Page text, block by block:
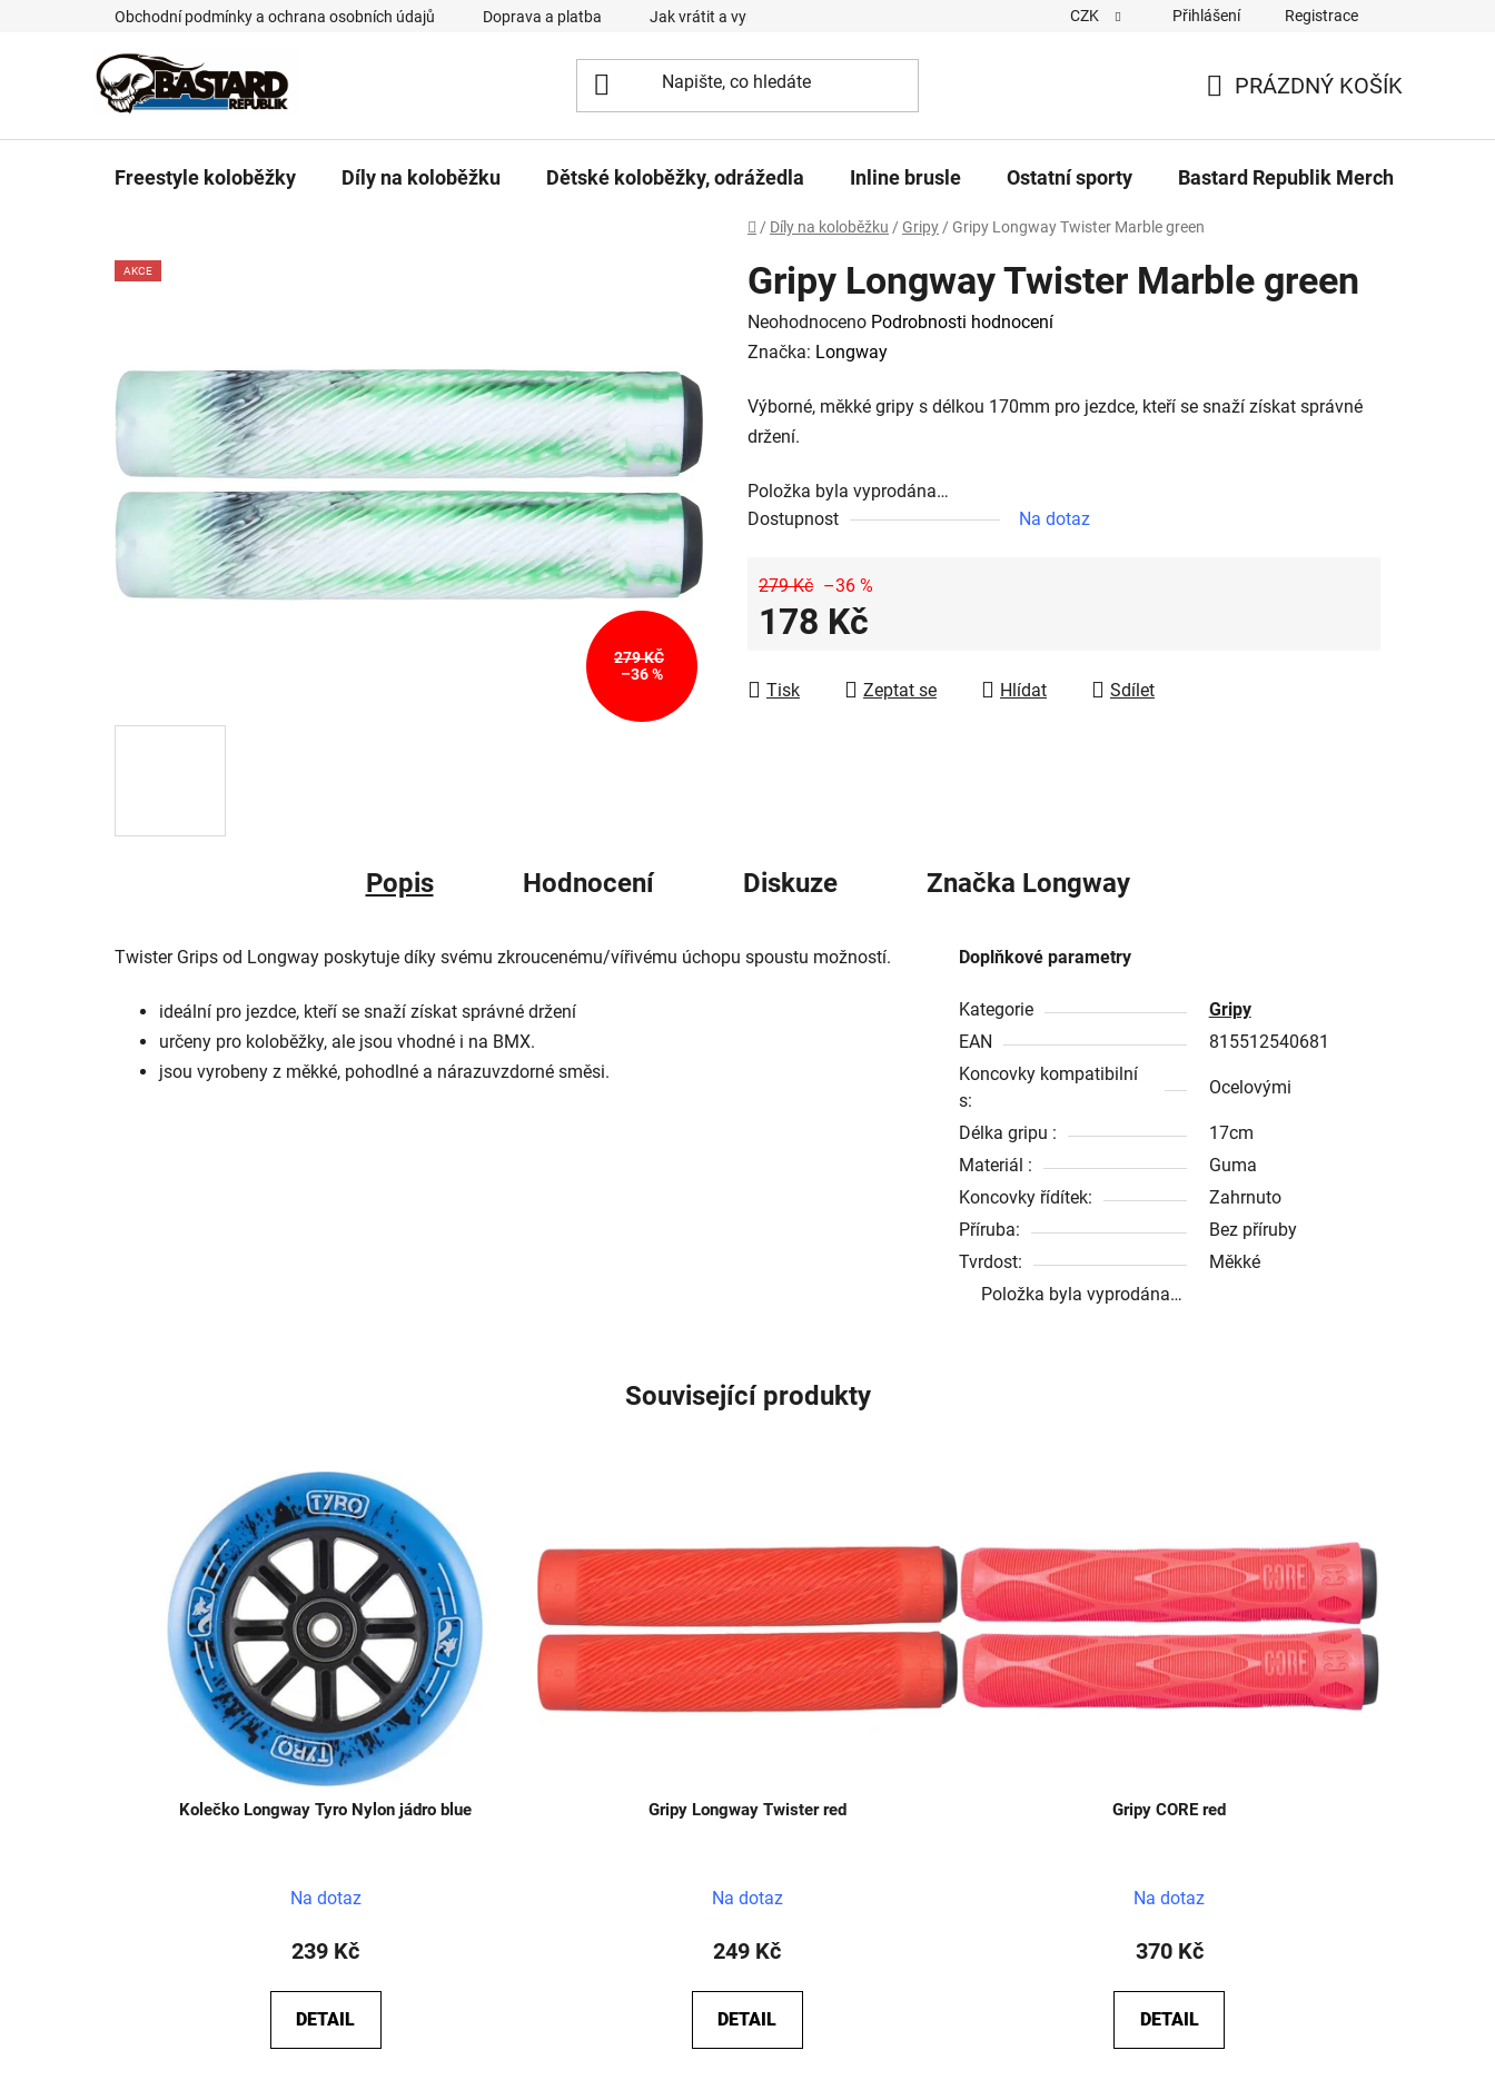
Obchodní podmínky a ochrana osobních údajů Doprava a platba Jak vrátit a vyměnit zboží Cookies Kontakty Napiště nám
CZK Přihlášení Registrace
KOŠÍK
PRÁZDNÝ KOŠÍK
Freestyle koloběžky Díly na koloběžku Dětské koloběžky, odrážedla Inline brusle Ostatní sporty Bastard Republik Merch
Domů
/ Díly na koloběžku / Gripy / Gripy Longway Twister Marble green
Gripy Longway Twister Marble green
Průměrné
hodnocení
je
0,0
5
hvězdiček.
Neohodnoceno Podrobnosti hodnocení
Značka: Longway
Výborné, měkké gripy s délkou 170mm pro jezdce, kteří se snaží získat správné
držení.
Položka byla vyprodána…
Dostupnost
Na dotaz
279 Kč –36 %
178 Kč
Tisk
Zeptat se Hlídat Sdílet
AKCE
279 KČ
–36 %
Popis Hodnocení Diskuze Značka Longway
Twister Grips od Longway poskytuje díky svému zkroucenému/vířivému úchopu spoustu možností.
ideální pro jezdce, kteří se snaží získat správné držení
určeny pro koloběžky, ale jsou vhodné i na BMX.
jsou vyrobeny z měkké, pohodlné a nárazuvzdorné směsi.
Doplňkové parametry
Kategorie
Gripy
EAN
815512540681
Koncovky kompatibilní
s:
Ocelovými
Délka gripu :
17cm
Materiál :
Guma
Koncovky řídítek:
Zahrnuto
Příruba:
Bez příruby
Tvrdost:
Měkké
Položka byla vyprodána…
Související produkty
Kolečko Longway Tyro Nylon jádro blue
Na dotaz
239 Kč
DETAIL
Gripy Longway Twister red
Na dotaz
249 Kč
DETAIL
Gripy CORE red
Na dotaz
370 Kč
DETAIL